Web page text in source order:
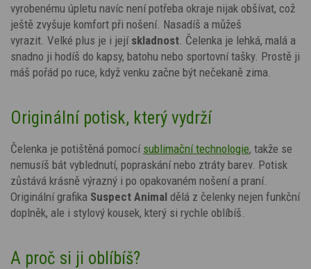
vyrobenému úpletu navíc není potřeba okraje nijak obšívat, což
ještě zvyšuje komfort při nošení. Nasadíš a můžeš
vyrazit. Velké plus je i její skladnost . Čelenka je lehká, malá a
snadno ji hodíš do kapsy, batohu nebo sportovní tašky. Prostě ji
máš pořád po ruce, když venku začne být nečekaně zima.
Originální potisk, který vydrží
Čelenka je potištěná pomocí sublimační technologie, takže se
nemusíš bát vyblednutí, popraskání nebo ztráty barev. Potisk
zůstává krásně výrazný i po opakovaném nošení a praní.
Originální grafika Suspect Animal dělá z čelenky nejen funkční
doplněk, ale i stylový kousek, který si rychle oblíbíš.
A proč si ji oblíbíš?